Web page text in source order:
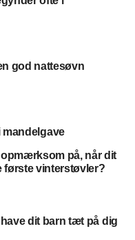
god nattesøvn
mandelgave
på, når dit
første vinterstøvler?
dit barn tæt på dig